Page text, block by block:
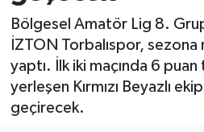
Bölgesel Amatör Lig 8.
İZTON Torbalıspor, sezona
yaptı. İlk iki maçında 6
yerleşen Kırmızı Beyazlı
geçirecek.
İzmir Trafik Yoğunluk
Süper Lig Puan Durumu
Tüm Manşetler